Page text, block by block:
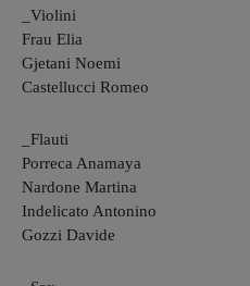
_Violini
Frau Elia
Gjetani Noemi
Castellucci Romeo
_Flauti
Porreca Anamaya
Nardone Martina
Indelicato Antonino
Gozzi Davide